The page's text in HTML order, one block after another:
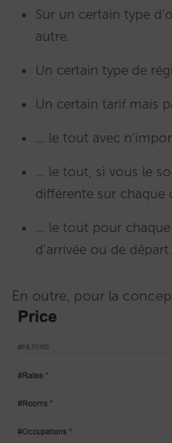
Sur un certain type
autre.
Un certain type de
Un certain tarif mais
… le tout avec
… le tout, si vous le
différente sur chaque
… le tout pour
d’arrivée ou de départ.
En outre, pour la